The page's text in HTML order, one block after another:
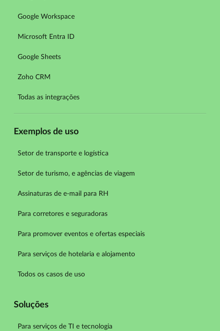
Google Workspace
Microsoft Entra ID
Google Sheets
Zoho CRM
Todas as integrações
Exemplos de uso
Setor de transporte e logística
Setor de turismo, e agências de viagem
Assinaturas de e-mail para RH
Para corretores e seguradoras
Para promover eventos e ofertas especiais
Para serviços de hotelaria e alojamento
Todos os casos de uso
Soluções
Para serviços de TI e tecnologia